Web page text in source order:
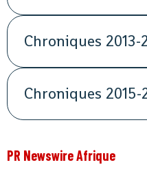
Chroniques 2013-
Chroniques 2015-
PR Newswire Afrique